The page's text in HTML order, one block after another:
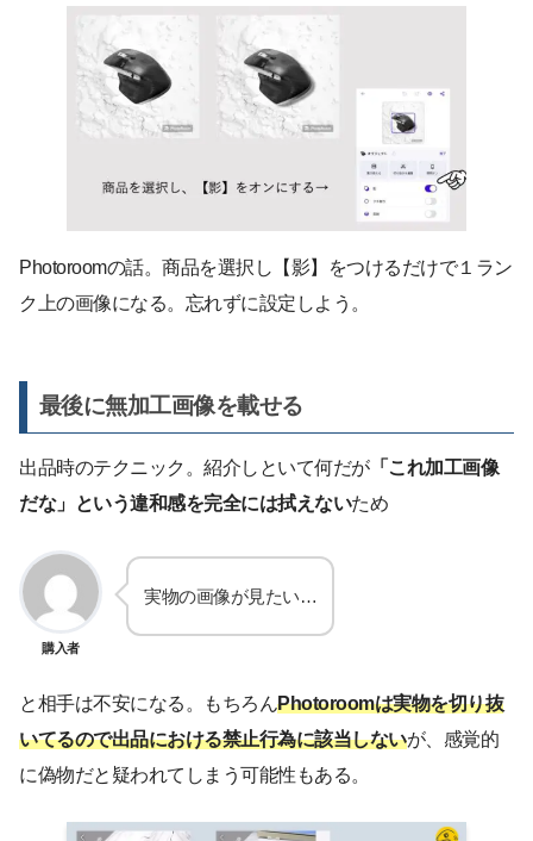
Photoroomの話。商品を選択し【影】をつけるだけで１ラン
ク上の画像になる。忘れずに設定しよう。
最後に無加工画像を載せる
出品時のテクニック。紹介しといて何だが「これ加工画像
だな」という違和感を完全には拭えないため
購入者
実物の画像が見たい…
と相手は不安になる。もちろんPhotoroomは実物を切り抜
いてるので出品における禁止行為に該当しないが、感覚的
に偽物だと疑われてしまう可能性もある。